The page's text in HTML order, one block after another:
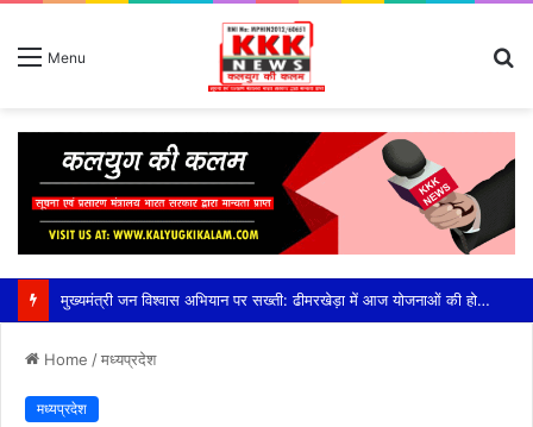
Menu
मुख्यमंत्री जन विश्वास अभियान पर सख्ती: ढीमरखेड़ा में आज योजनाओं की होगी बड़ी समीक्षा, लापरवाही पर रहेगा फोकस,सीईओ युजवेंद्र कोरी की अध्यक्षता में होगी अहम बैठक, सीएम हेल्पलाइन, पीएम आवास, संबल योजना और लंबित विकास कार्यों की होगी विस्तृत समीक्षा
Home /मध्यप्रदेश
मध्यप्रदेश